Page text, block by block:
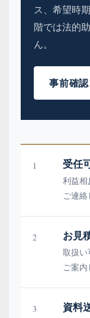
ス、希望時
階では法的
ん。
事前確
1 受任
利益相
ご連絡
2 お見
取扱い
ご案内
3 資料